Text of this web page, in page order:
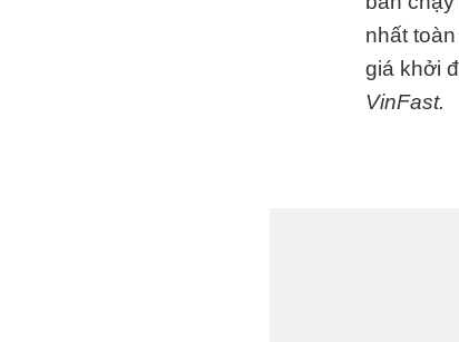
nhất
giá khởi
VinFast.